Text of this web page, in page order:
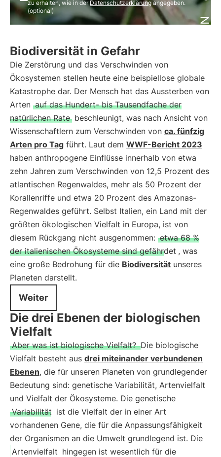
zu erhalten, wie in derDatenschutzerklärungangegeben.
(optional)
Biodiversität in Gefahr
Die Zerstörung und das Verschwinden von
Ökosystemen stellen heute eine beispiellose globale
Katastrophe dar. Der Mensch hat das Aussterben von
Arten auf das Hundert- bis Tausendfache der
natürlichen Rate beschleunigt, was nach Ansicht von
Wissenschaftlern zum Verschwinden von ca. fünfzig
Arten pro Tag führt. Laut dem WWF-Bericht 2023
haben anthropogene Einflüsse innerhalb von etwa
zehn Jahren zum Verschwinden von 12,5 Prozent des
atlantischen Regenwaldes, mehr als 50 Prozent der
Korallenriffe und etwa 20 Prozent des Amazonas-
Regenwaldes geführt. Selbst Italien, ein Land mit der
größten ökologischen Vielfalt in Europa, ist von
diesem Rückgang nicht ausgenommen: etwa 68 %
der italienischen Ökosysteme sind gefährdet , was
eine große Bedrohung für die Biodiversität unseres
Planeten darstellt.
Weiter
Die drei Ebenen der biologischen
Vielfalt
Aber was ist biologische Vielfalt? Die biologische
Vielfalt besteht aus drei miteinander verbundenen
Ebenen, die für unseren Planeten von grundlegender
Bedeutung sind: genetische Variabilität, Artenvielfalt
und Vielfalt der Ökosysteme. Die genetische
Variabilität ist die Vielfalt der in einer Art
vorhandenen Gene, die für die Anpassungsfähigkeit
der Organismen an die Umwelt grundlegend ist. Die
Artenvielfalt hingegen ist wesentlich für die